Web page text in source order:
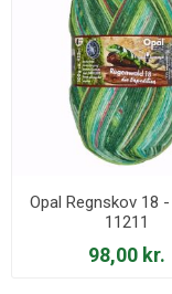
Opal Regnskov 18
11211
98,00 kr.